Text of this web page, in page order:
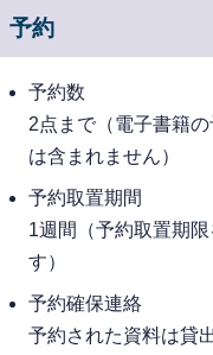
予約
予約数
2点まで（電子書籍
は含まれません）
予約取置期間
1週間（予約取置期
す）
予約確保連絡
予約された資料は貸